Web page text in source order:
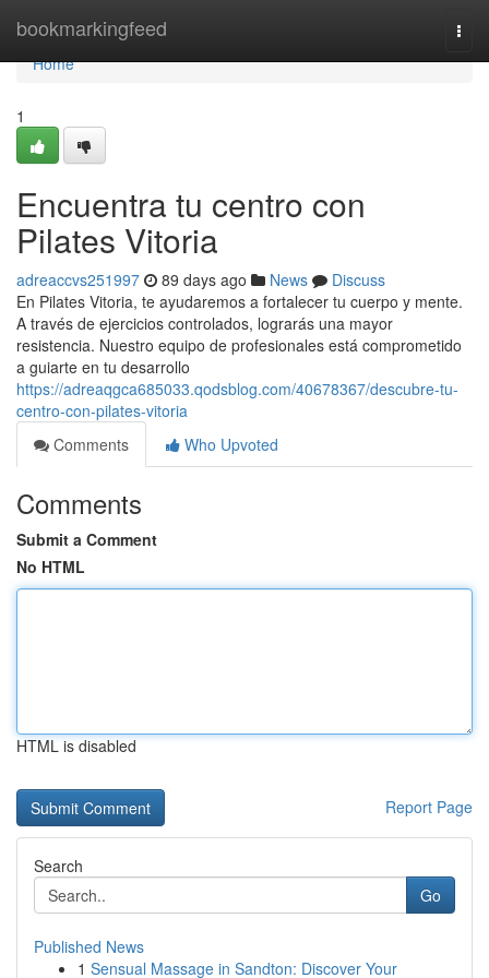
bookmarkingfeed
Home
Home
1
Encuentra tu centro con
Pilates Vitoria
adreaccvs251997 89 days ago News
Discuss
En Pilates Vitoria, te ayudaremos a fortalecer tu cuerpo y mente.
A través de ejercicios controlados, lograrás una mayor
resistencia. Nuestro equipo de profesionales está comprometido
a guiarte en tu desarrollo
https://adreaqgca685033.qodsblog.com/40678367/descubre-tu-
centro-con-pilates-vitoria
Comments
Who Upvoted
Comments
Submit a Comment
No HTML
HTML is disabled
Report Page
Search
Go
Published News
1 Sensual Massage in Sandton: Discover Your